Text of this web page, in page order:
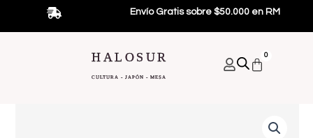
Envío Gratis sobre $50.000 en RM
HALOSUR
CULTURA - JAPÓN - MESA
0
Carrito